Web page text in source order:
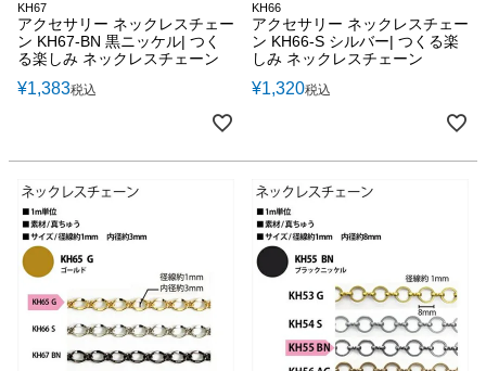
KH67
アクセサリー ネックレスチェー
ン KH67-BN 黒ニッケル| つく
る楽しみ ネックレスチェーン
¥1,383税込
KH66
アクセサリー ネックレスチェー
ン KH66-S シルバー| つくる楽
しみ ネックレスチェーン
¥1,320税込